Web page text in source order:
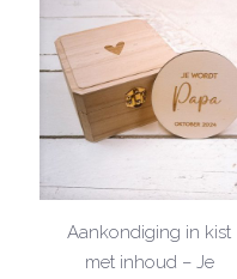
Aankondiging in kist
met inhoud – Je